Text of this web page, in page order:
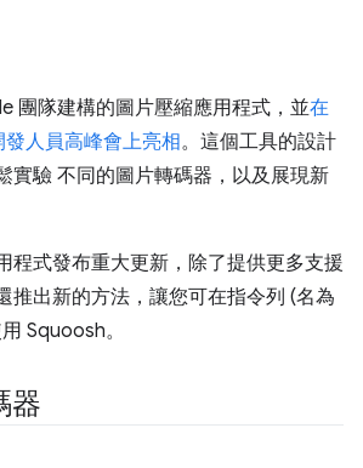
團隊建構的圖片壓縮應用程式，並在
人員高峰會上亮相。這個工具的設計
實驗 不同的圖片轉碼器，以及展現新
程式發布重大更新，除了提供更多支援
推出新的方法，讓您可在指令列 (名為
Squoosh。
器